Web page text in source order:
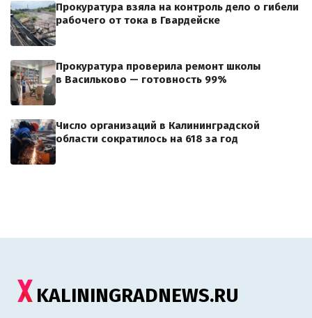
Прокуратура взяла на контроль дело о гибели
рабочего от тока в Гвардейске
Прокуратура проверила ремонт школы
в Васильково — готовность 99%
Число организаций в Калининградской
области сократилось на 618 за год
KALININGRADNEWS.RU